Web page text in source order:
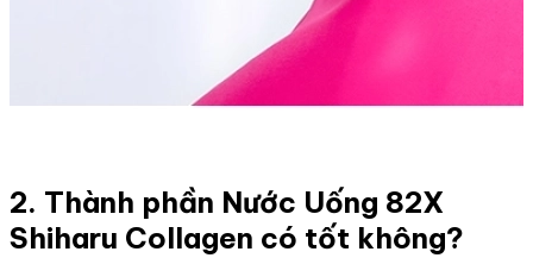
2. Thành phần Nước Uống 82X
Shiharu Collagen có tốt không?